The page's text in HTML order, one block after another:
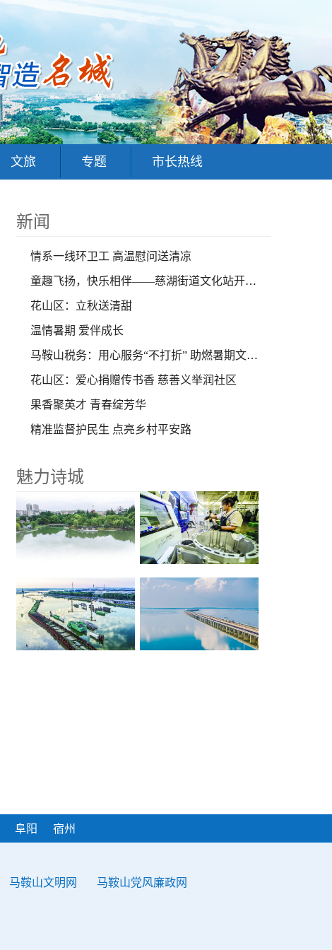
文旅 专题 市长热线
新闻
情系一线环卫工 高温慰问送清凉
童趣飞扬，快乐相伴——慈湖街道文化站开展青少年趣味运动会
花山区：立秋送清甜
温情暑期 爱伴成长
马鞍山税务：用心服务“不打折” 助燃暑期文旅热
花山区：爱心捐赠传书香 慈善义举润社区
果香聚英才 青春绽芳华
精准监督护民生 点亮乡村平安路
魅力诗城
阜阳 宿州
马鞍山文明网 马鞍山党风廉政网